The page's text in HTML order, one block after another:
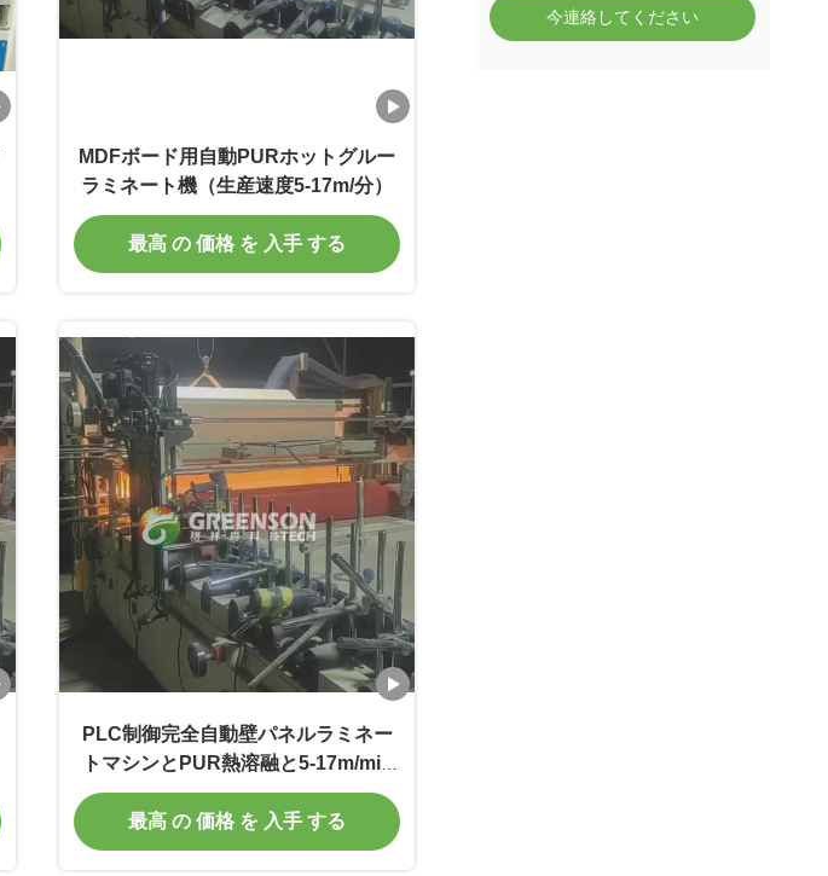
今連絡してください
MDFボード用自動PURホットグルー
ラミネート機（生産速度5-17m/分）
最高 の 価格 を 入手 する
PLC制御完全自動壁パネルラミネー
トマシンとPUR熱溶融と5-17m/min
生産速度
最高 の 価格 を 入手 する